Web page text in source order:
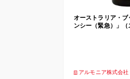
オーストラリア・
ンシー（緊急）」
アルモニア株式会社